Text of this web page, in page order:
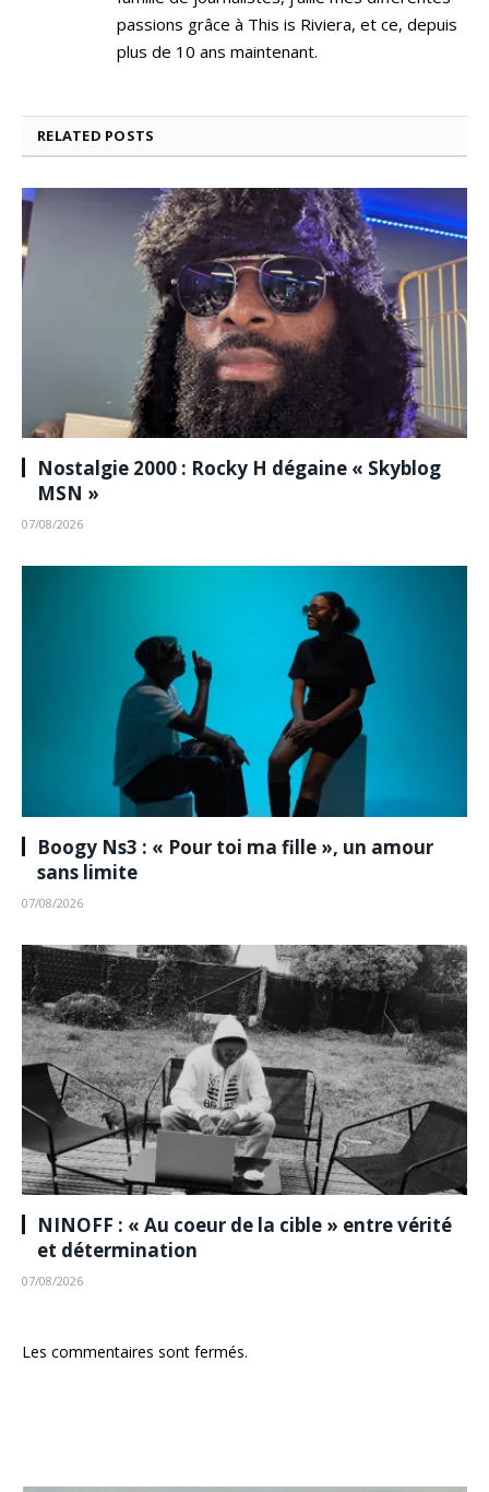
passions grâce à This is Riviera, et ce, depuis
plus de 10 ans maintenant.
RELATED POSTS
Nostalgie 2000 : Rocky H dégaine « Skyblog
MSN »
07/08/2026
Boogy Ns3 : « Pour toi ma fille », un amour
sans limite
07/08/2026
NINOFF : « Au coeur de la cible » entre vérité
et détermination
07/08/2026
Les commentaires sont fermés.